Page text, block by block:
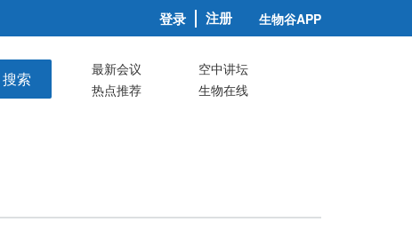
登录 注册 生物谷APP
搜索 最新会议
空中讲坛
热点推荐
生物在线